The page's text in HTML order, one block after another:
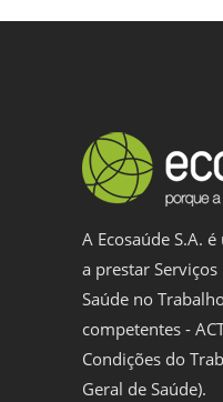
A Ecosaúde S.A.
a prestar Serviços
Saúde no
competentes -
Condições do
Geral de Saúde).